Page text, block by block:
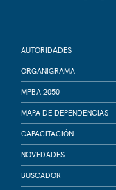
AUTORIDADES
ORGANIGRAMA
MPBA 2050
MAPA DE DEPENDENCIAS
CAPACITACIÓN
NOVEDADES
BUSCADOR